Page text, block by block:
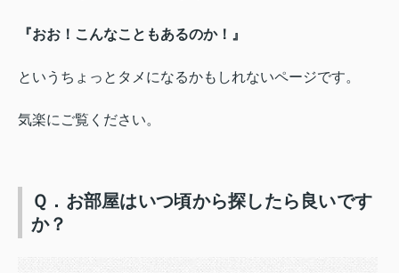
『おお！こんなこともあるのか！』
というちょっとタメになるかもしれないページです。
気楽にご覧ください。
Ｑ．お部屋はいつ頃から探したら良いです
か？